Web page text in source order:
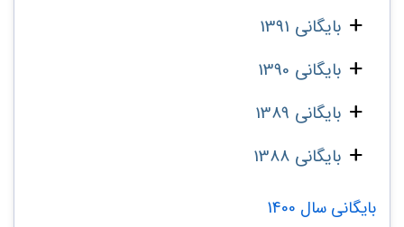
بایگانی 1391
بایگانی 1390
بایگانی 1389
بایگانی 1388
بایگانی سال 1400